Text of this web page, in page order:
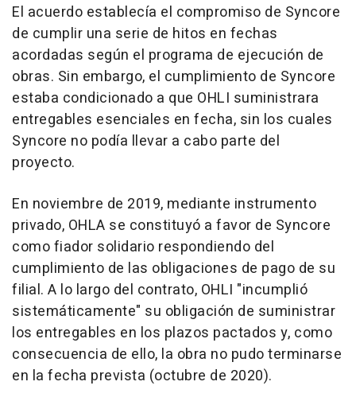
El acuerdo establecía el compromiso de Syncore
de cumplir una serie de hitos en fechas
acordadas según el programa de ejecución de
obras. Sin embargo, el cumplimiento de Syncore
estaba condicionado a que OHLI suministrara
entregables esenciales en fecha, sin los cuales
Syncore no podía llevar a cabo parte del
proyecto.
En noviembre de 2019, mediante instrumento
privado, OHLA se constituyó a favor de Syncore
como fiador solidario respondiendo del
cumplimiento de las obligaciones de pago de su
filial. A lo largo del contrato, OHLI "incumplió
sistemáticamente" su obligación de suministrar
los entregables en los plazos pactados y, como
consecuencia de ello, la obra no pudo terminarse
en la fecha prevista (octubre de 2020).